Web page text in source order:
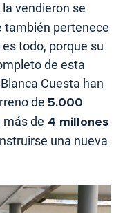
vendieron se
también pertenece
todo, porque su
de esta
Cuesta han
de 5.000
más de 4 millones
una nueva